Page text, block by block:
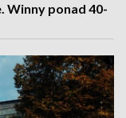
Winny ponad 40-